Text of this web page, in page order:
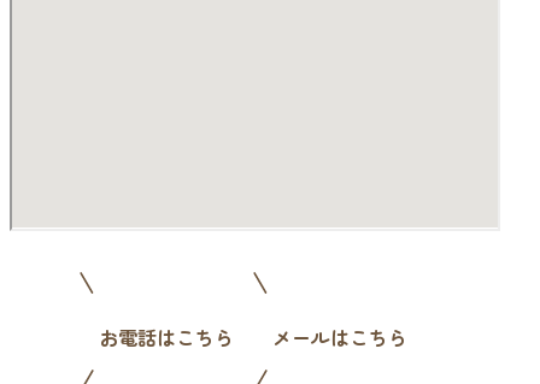
お電話はこちら メールはこちら